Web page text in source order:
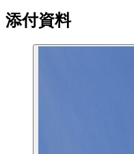
添付資料